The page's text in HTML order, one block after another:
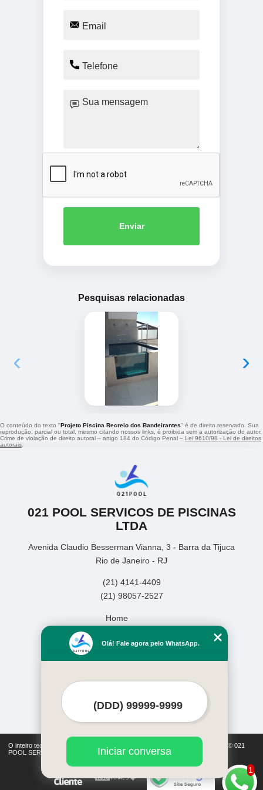
Enviar
Pesquisas relacionadas
‹ ›
O conteúdo do texto "Projeto Piscina Recreio dos Bandeirantes" é de direito reservado. Sua
reprodução, parcial ou total, mesmo citando nossos links, é proibida sem a autorização do autor.
Crime de violação de direito autoral – artigo 184 do Código Penal – Lei 9610/98 - Lei de direitos
autorais
021 POOL SERVICOS DE PISCINAS
LTDA
Avenida Claudio Besserman Vianna, 3 - Barra da Tijuca
Rio de Janeiro - RJ
(21) 4141-4409
(21) 98057-2527
Home
Missão
O inteiro teor deste site está sujeito à proteção de direitos autorais. Copyright© 021
POOL SERVICOS DE PISCINAS LTDA (Lei 9610 de 19/02/1998)
1
Olá! Fale agora pelo WhatsApp.
Iniciar conversa